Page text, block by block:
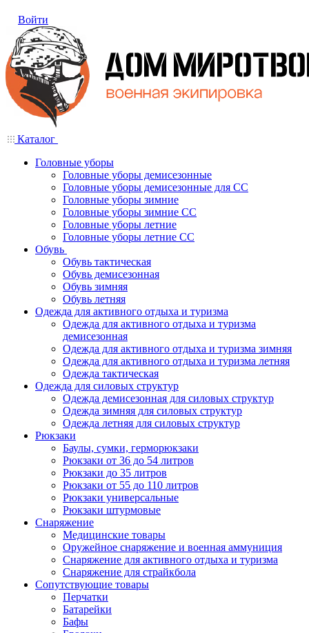
Войти
Каталог
Головные уборы
Головные уборы демисезонные
Головные уборы демисезонные для СС
Головные уборы зимние
Головные уборы зимние СС
Головные уборы летние
Головные уборы летние СС
Обувь
Обувь тактическая
Обувь демисезонная
Обувь зимняя
Обувь летняя
Одежда для активного отдыха и туризма
Одежда для активного отдыха и туризма
демисезонная
Одежда для активного отдыха и туризма зимняя
Одежда для активного отдыха и туризма летняя
Одежда тактическая
Одежда для силовых структур
Одежда демисезонная для силовых структур
Одежда зимняя для силовых структур
Одежда летняя для силовых структур
Рюкзаки
Баулы, сумки, герморюкзаки
Рюкзаки от 36 до 54 литров
Рюкзаки до 35 литров
Рюкзаки от 55 до 110 литров
Рюкзаки универсальные
Рюкзаки штурмовые
Снаряжение
Медицинские товары
Оружейное снаряжение и военная аммуниция
Снаряжение для активного отдыха и туризма
Снаряжение для страйкбола
Сопутствующие товары
Перчатки
Батарейки
Бафы